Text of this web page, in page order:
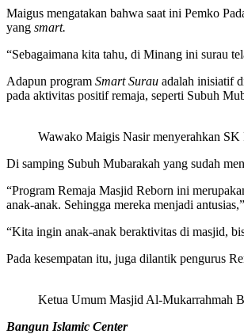
Maigus mengatakan bahwa saat ini Pemko
yang smart.
“Sebagaimana kita tahu, di Minang ini surau
Adapun program Smart Surau adalah inisiatif
pada aktivitas positif remaja, seperti Subuh
Wawako Maigis Nasir menyerahkan SK
Di samping Subuh Mubarakah yang sudah
“Program Remaja Masjid Reborn ini
anak-anak. Sehingga mereka menjadi
“Kita ingin anak-anak beraktivitas di masjid,
Pada kesempatan itu, juga dilantik pengurus
Ketua Umum Masjid Al-Mukarrahmah
Bangun Islamic Center